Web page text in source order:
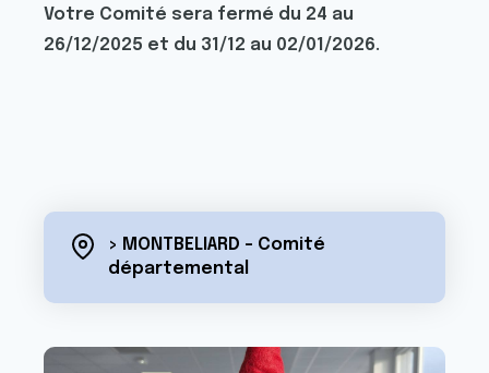
Votre Comité sera fermé du 24 au
26/12/2025 et du 31/12 au 02/01/2026.
> MONTBELIARD - Comité
départemental